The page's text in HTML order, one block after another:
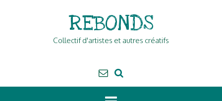
REBONDS
Collectif d'artistes et autres créatifs